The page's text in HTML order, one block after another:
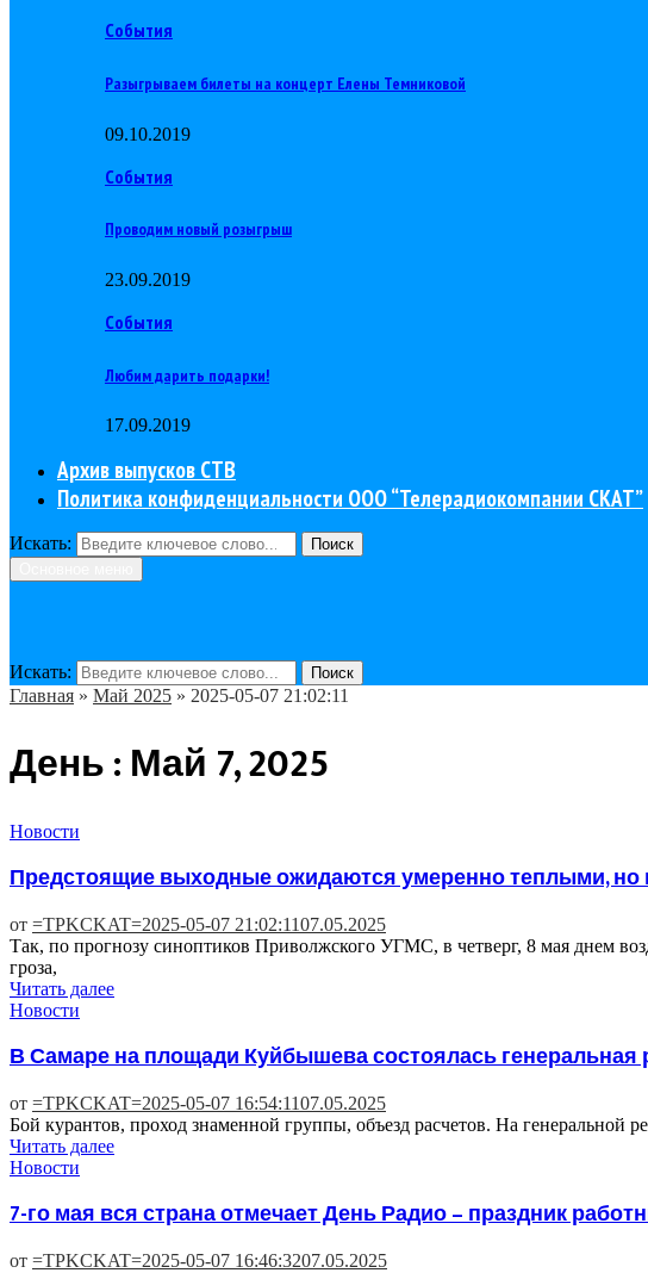
События
Разыгрываем билеты на концерт Елены Темниковой
09.10.2019
События
Проводим новый розыгрыш
23.09.2019
События
Любим дарить подарки!
17.09.2019
Архив выпусков СТВ
Политика конфиденциальности ООО “Телерадиокомпании СКАТ”
Искать:
Поиск
Искать: Поиск
Главная » Май 2025 » 2025-05-07 21:02:11
День : Май 7, 2025
Новости
Предстоящие выходные ожидаются умеренно теплыми, но
от =TPKCKAT=2025-05-07 21:02:1107.05.2025
Так, по прогнозу синоптиков Приволжского УГМС, в четверг, 8 мая днем
гроза,
Читать далее
Новости
В Самаре на площади Куйбышева состоялась
от =TPKCKAT=2025-05-07 16:54:1107.05.2025
Бой курантов, проход знаменной группы, объезд расчетов. На генеральной
Читать далее
Новости
7-го мая вся страна отмечает День Радио – праздник
от =TPKCKAT=2025-05-07 16:46:3207.05.2025